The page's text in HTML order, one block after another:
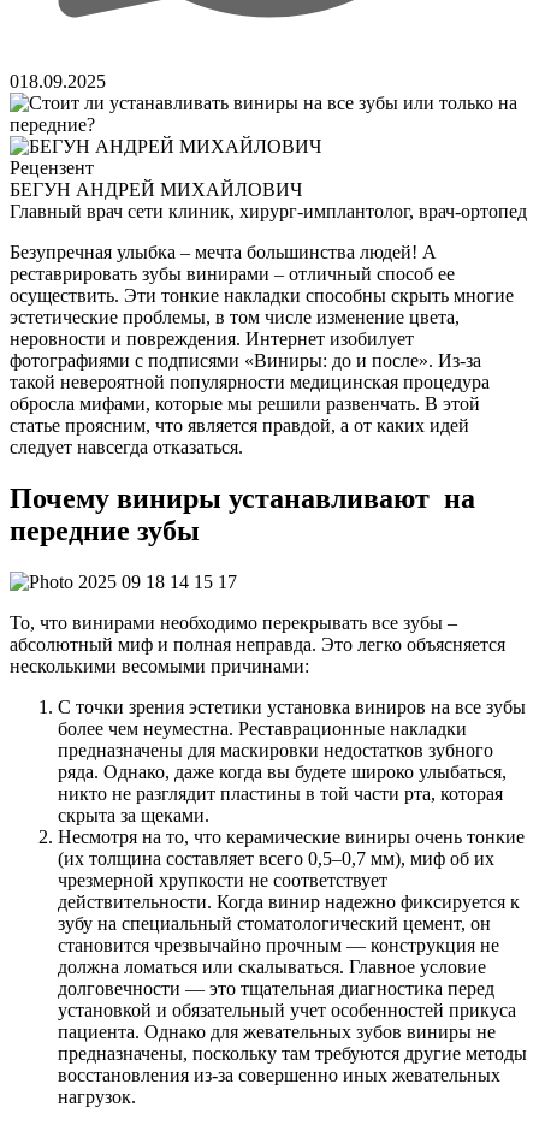
018.09.2025
Рецензент
БЕГУН АНДРЕЙ МИХАЙЛОВИЧ
Главный врач сети клиник, хирург-имплантолог, врач-ортопед
Безупречная улыбка – мечта большинства людей! А
реставрировать зубы винирами – отличный способ ее
осуществить. Эти тонкие накладки способны скрыть многие
эстетические проблемы, в том числе изменение цвета,
неровности и повреждения. Интернет изобилует
фотографиями с подписями «Виниры: до и после». Из-за
такой невероятной популярности медицинская процедура
обросла мифами, которые мы решили развенчать. В этой
статье проясним, что является правдой, а от каких идей
следует навсегда отказаться.
Почему виниры устанавливают на
передние зубы
То, что винирами необходимо перекрывать все зубы –
абсолютный миф и полная неправда. Это легко объясняется
несколькими весомыми причинами:
С точки зрения эстетики установка виниров на все зубы
более чем неуместна. Реставрационные накладки
предназначены для маскировки недостатков зубного
ряда. Однако, даже когда вы будете широко улыбаться,
никто не разглядит пластины в той части рта, которая
скрыта за щеками.
Несмотря на то, что керамические виниры очень тонкие
(их толщина составляет всего 0,5–0,7 мм), миф об их
чрезмерной хрупкости не соответствует
действительности. Когда винир надежно фиксируется к
зубу на специальный стоматологический цемент, он
становится чрезвычайно прочным — конструкция не
должна ломаться или скалываться. Главное условие
долговечности — это тщательная диагностика перед
установкой и обязательный учет особенностей прикуса
пациента. Однако для жевательных зубов виниры не
предназначены, поскольку там требуются другие методы
восстановления из-за совершенно иных жевательных
нагрузок.